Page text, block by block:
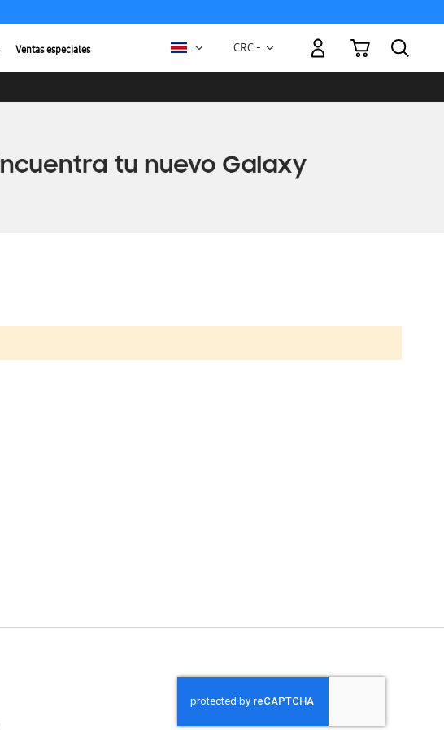
Ventas especiales Moneda
CRC -
Mi carrito